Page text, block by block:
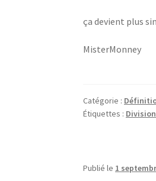
ça devient plus
MisterMonney
Catégorie :
Étiquettes :
Publié le 1